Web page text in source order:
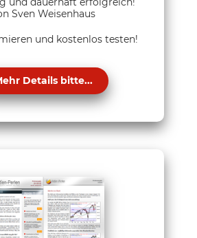
Sven Weisenhaus
und kostenlos testen!
Details bitte...